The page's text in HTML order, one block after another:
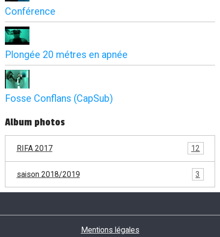
Conférence
Plongée 20 métres en apnée
Fosse Conflans (CapSub)
Album photos
RIFA 2017 12
saison 2018/2019 3
Mentions légales